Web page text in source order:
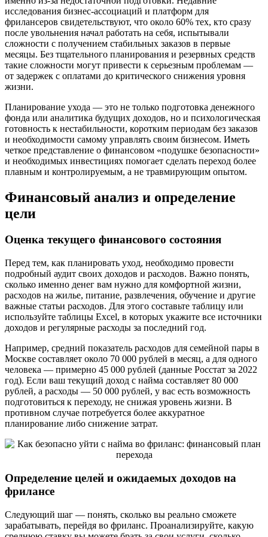
исследования бизнес-ассоциаций и платформ для
фрилансеров свидетельствуют, что около 60% тех, кто сразу
после увольнения начал работать на себя, испытывали
сложности с получением стабильных заказов в первые
месяцы. Без тщательного планирования и резервных средств
такие сложности могут привести к серьезным проблемам —
от задержек с оплатами до критического снижения уровня
жизни.
Планирование ухода — это не только подготовка денежного
фонда или аналитика будущих доходов, но и психологическая
готовность к нестабильности, коротким периодам без заказов
и необходимости самому управлять своим бизнесом. Иметь
четкое представление о финансовом «подушке безопасности»
и необходимых инвестициях помогает сделать переход более
плавным и контролируемым, а не травмирующим опытом.
Финансовый анализ и определение
цели
Оценка текущего финансового состояния
Перед тем, как планировать уход, необходимо провести
подробный аудит своих доходов и расходов. Важно понять,
сколько именно денег вам нужно для комфортной жизни,
расходов на жилье, питание, развлечения, обучение и другие
важные статьи расходов. Для этого составьте таблицу или
используйте таблицы Excel, в которых укажите все источники
доходов и регулярные расходы за последний год.
Например, средний показатель расходов для семейной пары в
Москве составляет около 70 000 рублей в месяц, а для одного
человека — примерно 45 000 рублей (данные Росстат за 2022
год). Если ваш текущий доход с найма составляет 80 000
рублей, а расходы — 50 000 рублей, у вас есть возможность
подготовиться к переходу, не снижая уровень жизни. В
противном случае потребуется более аккуратное
планирование либо снижение затрат.
Определение целей и ожидаемых доходов на
фрилансе
Следующий шаг — понять, сколько вы реально сможете
зарабатывать, перейдя во фриланс. Проанализируйте, какую